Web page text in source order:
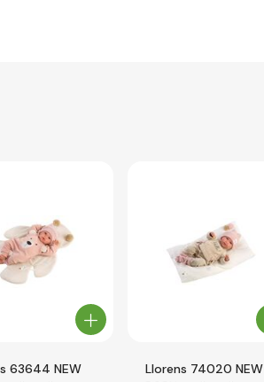
63644 NEW
Llorens 74020 NEW